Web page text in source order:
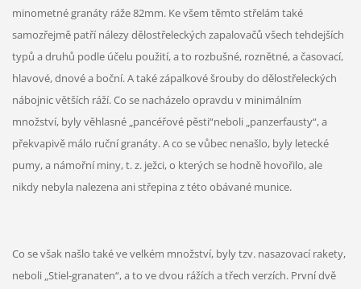
minometné granáty ráže 82mm. Ke všem těmto střelám také
samozřejmě patří nálezy dělostřeleckých zapalovačů všech tehdejších
typů a druhů podle účelu použití, a to rozbušné, roznětné, a časovací,
hlavové, dnové a boční. A také zápalkové šrouby do dělostřeleckých
nábojnic větších ráží. Co se nacházelo opravdu v minimálním
množství, byly věhlasné „pancéřové pěsti“neboli „panzerfausty“, a
překvapivě málo ruční granáty. A co se vůbec nenašlo, byly letecké
pumy, a námořní miny, t. z. ježci, o kterých se hodně hovořilo, ale
nikdy nebyla nalezena ani střepina z této obávané munice.
Co se však našlo také ve velkém množství, byly tzv. nasazovací rakety,
neboli „Stiel-granaten“, a to ve dvou rážích a třech verzích. První dvě